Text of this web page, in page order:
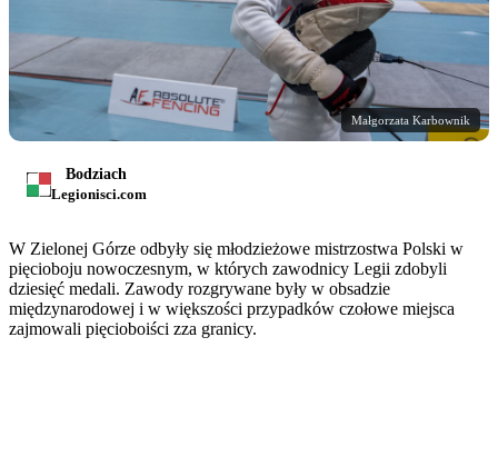
Małgorzata Karbownik
Bodziach
Legionisci.com
W Zielonej Górze odbyły się młodzieżowe mistrzostwa Polski w
pięcioboju nowoczesnym, w których zawodnicy Legii zdobyli
dziesięć medali. Zawody rozgrywane były w obsadzie
międzynarodowej i w większości przypadków czołowe miejsca
zajmowali pięcioboiści zza granicy.